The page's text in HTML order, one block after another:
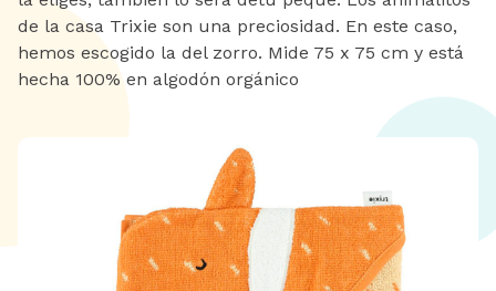
de la casa Trixie son una preciosidad. En este caso,
hemos escogido la del zorro. Mide 75 x 75 cm y está
hecha 100% en algodón orgánico